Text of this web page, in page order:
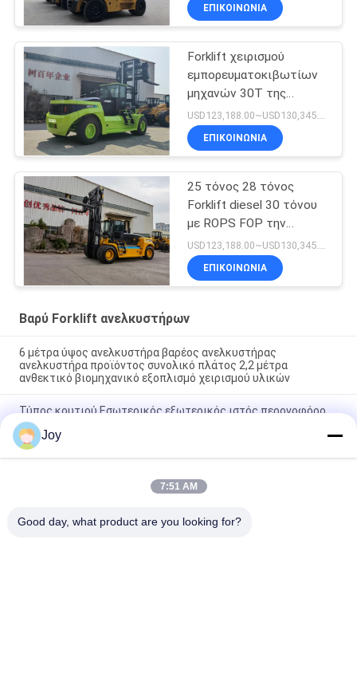
ΕΠΙΚΟΙΝΩΝΙΑ
Forklift χειρισμού
εμπορευματοκιβωτίων
μηχανών 30T της
Cummins με υδραυλικό
Positioner δικράνων
USD123,188.00~USD130,345.00/ Unit MOQ:1 μονάδα
ΕΠΙΚΟΙΝΩΝΙΑ
25 τόνος 28 τόνος
Forklift diesel 30 τόνου
με ROPS FOP την
καμπίνα
ΕΠΙΚΟΙΝΩΝΙΑ
Βαρύ Forklift ανελκυστήρων
6 μέτρα ύψος ανελκυστήρα βαρέος ανελκυστήρας
ανελκυστήρα προϊόντος συνολικό πλάτος 2,2 μέτρα
ανθεκτικό βιομηχανικό εξοπλισμό χειρισμού υλικών
Τύπος κουτιού Εσωτερικός εξωτερικός ιστός περονοφόρο
ανυψωτικό με αντίβαρο συνολικές διαστάσεις
7200x2550x3460mm όχημα ανύψωσης βαρέως τύπου για
αποθήκη
210 Bar Υδραυλικό Σύστημα Πίεσης Περονοφόρο Όχημα
Βαρέως Τύπου Ονομαστική Χωρητικότητα 16000kgs
Joy
7:51 AM
Good day, what product are you looking for?